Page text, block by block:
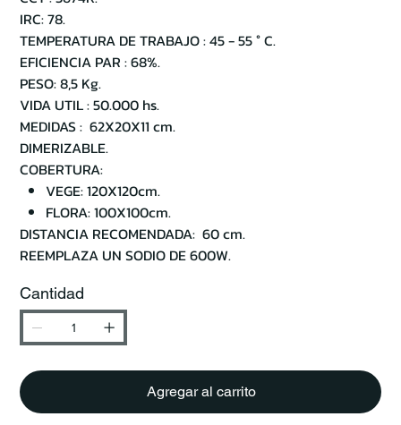
IRC: 78.
TEMPERATURA DE TRABAJO : 45 - 55 ° C.
EFICIENCIA PAR : 68%.
PESO: 8,5 Kg.
VIDA UTIL : 50.000 hs.
MEDIDAS : 62X20X11 cm.
DIMERIZABLE.
COBERTURA:
VEGE: 120X120cm.
FLORA: 100X100cm.
DISTANCIA RECOMENDADA: 60 cm.
REEMPLAZA UN SODIO DE 600W.
Cantidad
Agregar al carrito